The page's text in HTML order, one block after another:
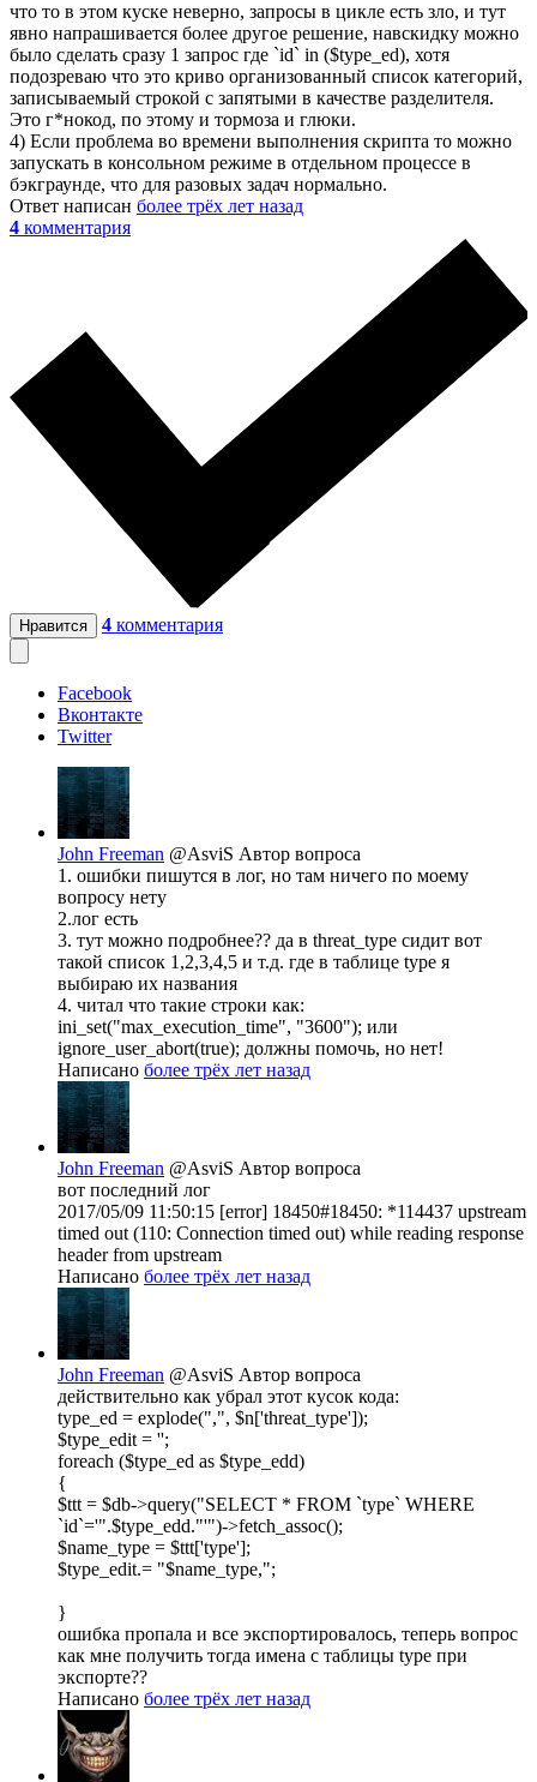
что то в этом куске неверно, запросы в цикле есть зло, и тут
явно напрашивается более другое решение, навскидку можно
было сделать сразу 1 запрос где `id` in ($type_ed), хотя
подозреваю что это криво организованный список категорий,
записываемый строкой с запятыми в качестве разделителя.
Это г*нокод, по этому и тормоза и глюки.
4) Если проблема во времени выполнения скрипта то можно
запускать в консольном режиме в отдельном процессе в
бэкграунде, что для разовых задач нормально.
Ответ написан более трёх лет назад
4 комментария
Нравится 4 комментария
Facebook
Вконтакте
Twitter
John Freeman @AsviS Автор вопроса
1. ошибки пишутся в лог, но там ничего по моему
вопросу нету
2.лог есть
3. тут можно подробнее?? да в threat_type сидит вот
такой список 1,2,3,4,5 и т.д. где в таблице type я
выбираю их названия
4. читал что такие строки как:
ini_set("max_execution_time", "3600"); или
ignore_user_abort(true); должны помочь, но нет!
Написано более трёх лет назад
John Freeman @AsviS Автор вопроса
вот последний лог
2017/05/09 11:50:15 [error] 18450#18450: *114437 upstream
timed out (110: Connection timed out) while reading response
header from upstream
Написано более трёх лет назад
John Freeman @AsviS Автор вопроса
действительно как убрал этот кусок кода:
type_ed = explode(",", $n['threat_type']);
$type_edit = '';
foreach ($type_ed as $type_edd)
{
$ttt = $db->query("SELECT * FROM `type` WHERE
`id`='".$type_edd."'")->fetch_assoc();
$name_type = $ttt['type'];
$type_edit.= "$name_type,";
}
ошибка пропала и все экспортировалось, теперь вопрос
как мне получить тогда имена с таблицы type при
экспорте??
Написано более трёх лет назад